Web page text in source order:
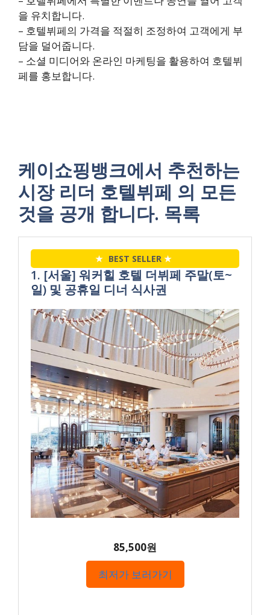
을 유치합니다.
– 호텔뷔페의 가격을 적절히 조정하여 고객에게 부
담을 덜어줍니다.
– 소셜 미디어와 온라인 마케팅을 활용하여 호텔뷔
페를 홍보합니다.
케이쇼핑뱅크에서 추천하는
시장 리더 호텔뷔페 의 모든
것을 공개 합니다. 목록
★ BEST SELLER ★
1. [서울] 워커힐 호텔 더뷔페 주말(토~
일) 및 공휴일 디너 식사권
85,500원
최저가 보러가기